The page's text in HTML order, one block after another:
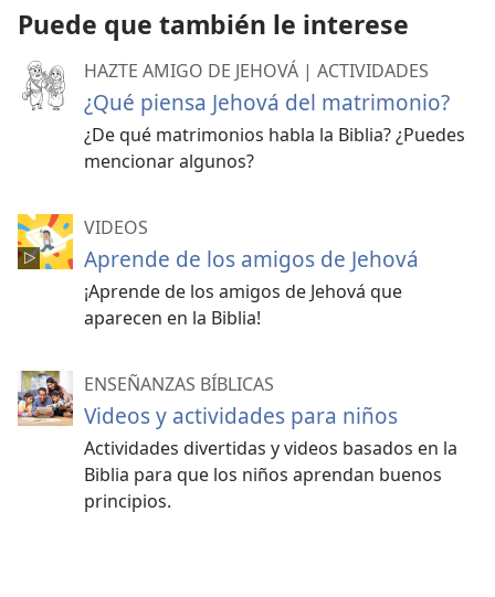
Puede que también le interese
HAZTE AMIGO DE JEHOVÁ | ACTIVIDADES
¿Qué piensa Jehová del matrimonio?
¿De qué matrimonios habla la Biblia? ¿Puedes
mencionar algunos?
VIDEOS
Aprende de los amigos de Jehová
¡Aprende de los amigos de Jehová que
aparecen en la Biblia!
ENSEÑANZAS BÍBLICAS
Videos y actividades para niños
Actividades divertidas y videos basados en la
Biblia para que los niños aprendan buenos
principios.